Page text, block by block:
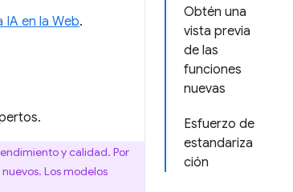
Obtén una
vista previa
de las
funciones
nuevas
Esfuerzo de
estandariza
ción
en la Web.
y calidad. Por
Los modelos